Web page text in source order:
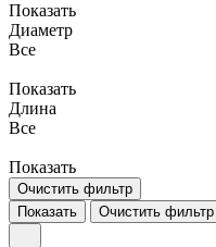
Показать
Диаметр
Все
Показать
Длина
Все
Показать
Очистить фильтр
Показать
Очистить фильтр